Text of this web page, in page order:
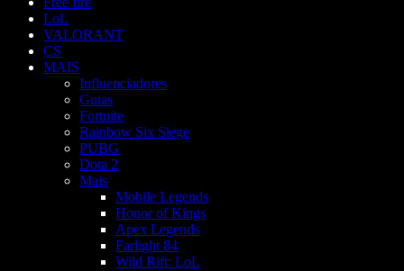
LoL
VALORANT
CS
MAIS
Influenciadores
Guias
Fortnite
Rainbow Six Siege
PUBG
Dota 2
Mais
Mobile Legends
Honor of Kings
Apex Legends
Farlight 84
Wild Rift: LoL